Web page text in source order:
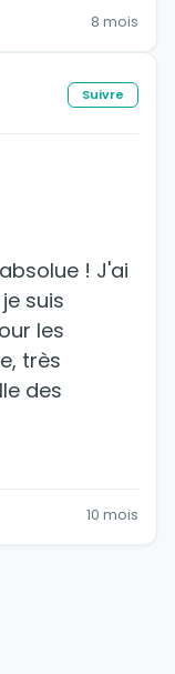
8 mois
Suivre
! J'ai
suis
les
très
des
10 mois